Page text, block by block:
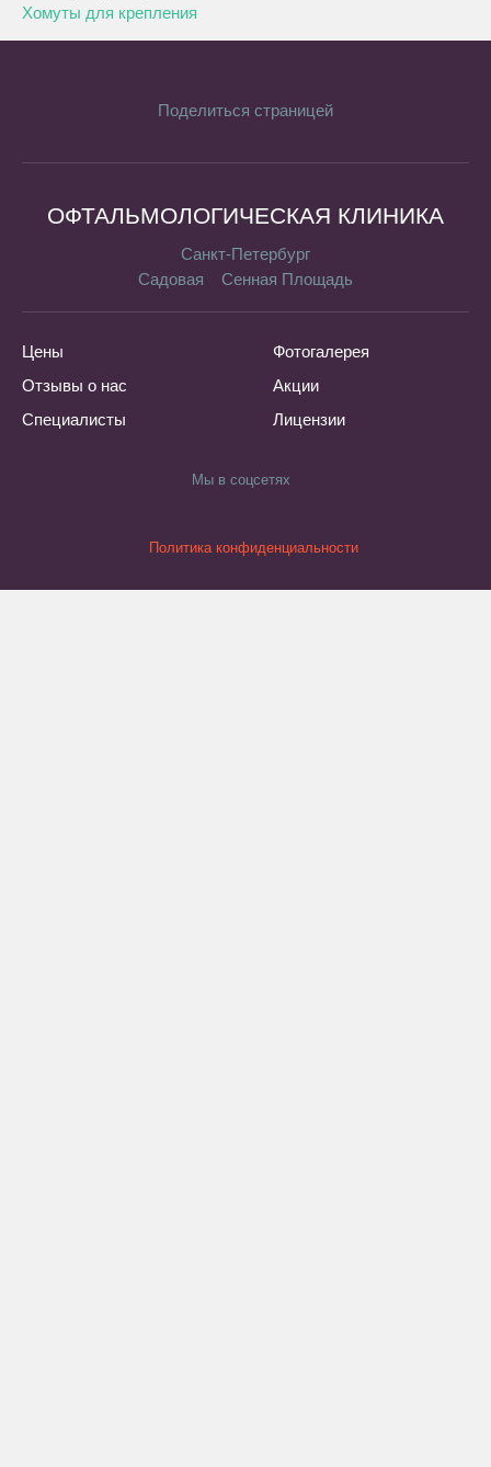
Хомуты для крепления
Поделиться страницей
ОФТАЛЬМОЛОГИЧЕСКАЯ КЛИНИКА
Санкт-Петербург
Садовая
Сенная Площадь
Цены
Отзывы о нас
Специалисты
Фотогалерея
Акции
Лицензии
Мы в соцсетях
Политика конфиденциальности